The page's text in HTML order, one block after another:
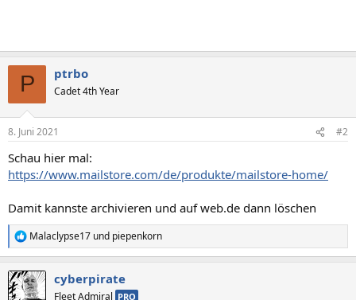
P ptrbo
Cadet 4th Year
8. Juni 2021 #2
Schau hier mal:
https://www.mailstore.com/de/produkte/mailstore-home/
Damit kannste archivieren und auf web.de dann löschen
R
e
k
t
Malaclypse17 und piepenkorn
cyberpirate
Fleet Admiral PRO